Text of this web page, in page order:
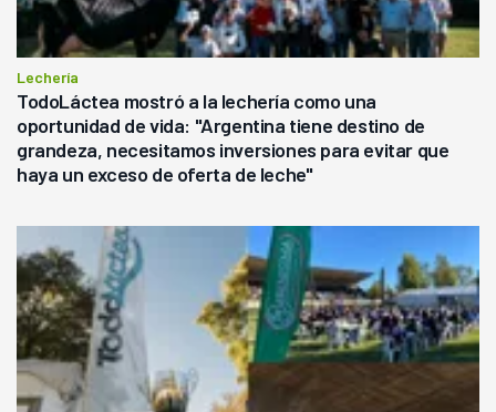
Lechería
TodoLáctea mostró a la lechería como una
oportunidad de vida: "Argentina tiene destino de
grandeza, necesitamos inversiones para evitar que
haya un exceso de oferta de leche"